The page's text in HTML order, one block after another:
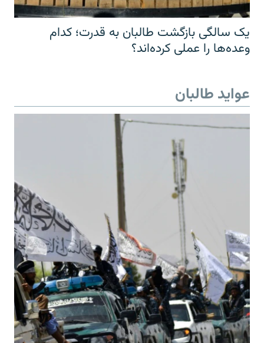
یک سالگی بازگشت طالبان به قدرت؛ کدام
وعده‌ها را عملی کرده‌اند؟
عواید طالبان